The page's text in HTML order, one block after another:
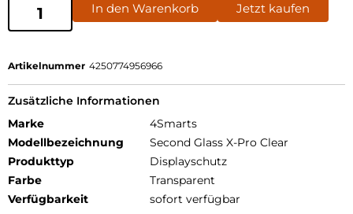
In den Warenkorb Jetzt kaufen
Artikelnummer 4250774956966
Zusätzliche Informationen
Marke
4Smarts
Modellbezeichnung
Second Glass X-Pro Clear
Produkttyp
Displayschutz
Farbe
Transparent
Verfügbarkeit
sofort verfügbar